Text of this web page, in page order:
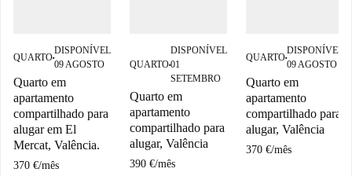
QUARTO■
DISPONÍVEL
09 AGOSTO
Quarto em
apartamento
compartilhado para
alugar em El
Mercat, Valência.
370 €/mês
QUARTO■
DISPONÍVEL
01
SETEMBRO
Quarto em
apartamento
compartilhado para
alugar, Valência
390 €/mês
QUARTO■
DISPONÍVEL
09 AGOSTO
Quarto em
apartamento
compartilhado para
alugar, Valência
370 €/mês